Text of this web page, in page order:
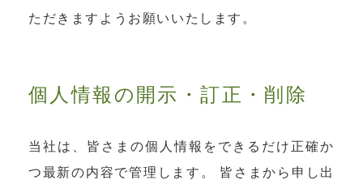
ただきますようお願いいたします。
個人情報の開示・訂正・削除
当社は、皆さまの個人情報をできるだけ正確か
つ最新の内容で管理します。 皆さまから申し出